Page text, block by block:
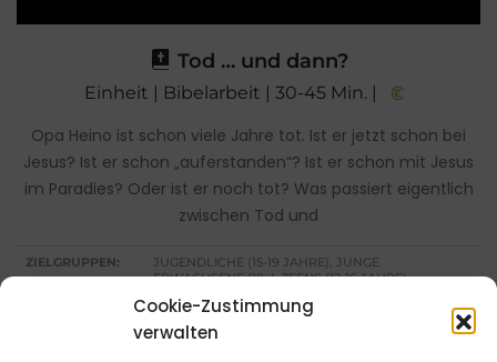
Cookie-Zustimmung
verwalten
Tod … und dann?
Einheit | Bibelarbeit | 30-45 Min. |
Opa Heino ist schon viele Jahre tot. Ist er jetzt schon bei
Jesus? Ist er schon „auferstanden“? Ist er schon mit Jesus
im Paradies? Oder ist er noch tot? Was passiert eigentlich
zwischen Tod und
ZIELGRUPPEN:
JUGENDLICHE (15-19 JAHRE), JUNGE
ERWACHSENE (18+), TEENS (12-16 JAHRE)
EINSATZGEBIETE: GRUPPENSTUNDE
FLIPCHART, BIBEL, VORBEREITETE ZETTEL MIT